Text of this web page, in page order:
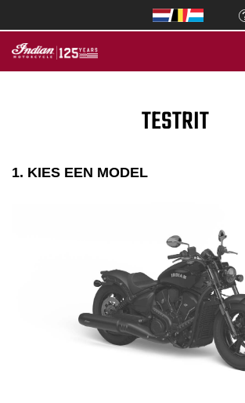
TESTRIT
1. KIES EEN MODEL